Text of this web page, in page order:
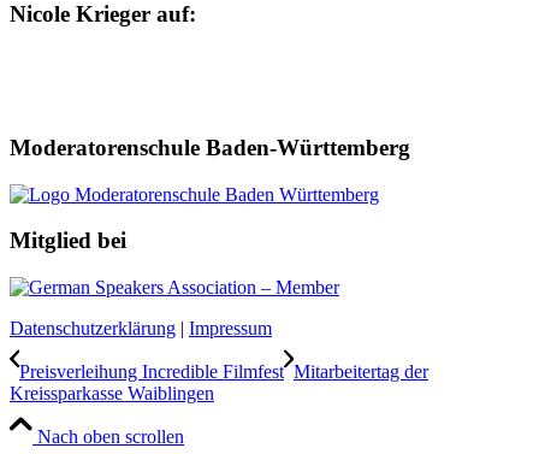
Nicole Krieger auf:
Moderatorenschule Baden-Württemberg
Mitglied bei
Datenschutzerklärung | Impressum
Preisverleihung Incredible Filmfest Mitarbeitertag der
Kreissparkasse Waiblingen
Nach oben scrollen